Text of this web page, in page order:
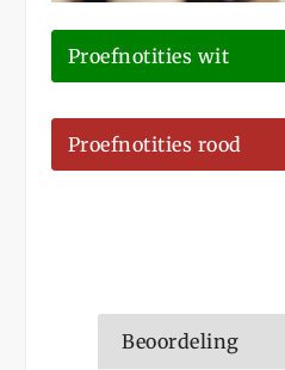
Proefnotities wit
Proefnotities rood
Beoordeling